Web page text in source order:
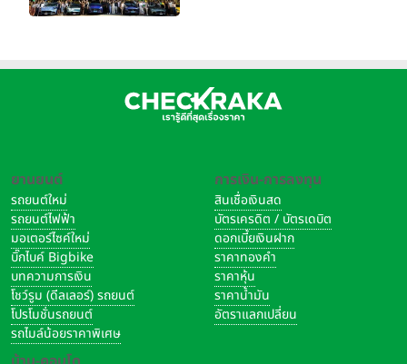
ยานยนต์
รถยนต์ใหม่
รถยนต์ไฟฟ้า
มอเตอร์ไซค์ใหม่
บิ๊กไบค์ Bigbike
บทความการเงิน
โชว์รูม (ดีลเลอร์) รถยนต์
โปรโมชั่นรถยนต์
รถไมล์น้อยราคาพิเศษ
การเงิน-การลงทุน
สินเชื่อเงินสด
บัตรเครดิต / บัตรเดบิต
ดอกเบี้ยเงินฝาก
ราคาทองคำ
ราคาหุ้น
ราคาน้ำมัน
อัตราแลกเปลี่ยน